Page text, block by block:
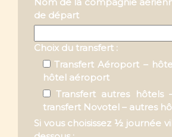
Atelier 1 : atelier de
papier amtemoro
Atelier 2 : atelier de
chocolat et dégustation
Atelier 3 : atelier de travail
Atelier 4 : atelier de raphia
Choix du sortie de 3 jours
avril 2025) :
Circuit 1 : Antananarivo